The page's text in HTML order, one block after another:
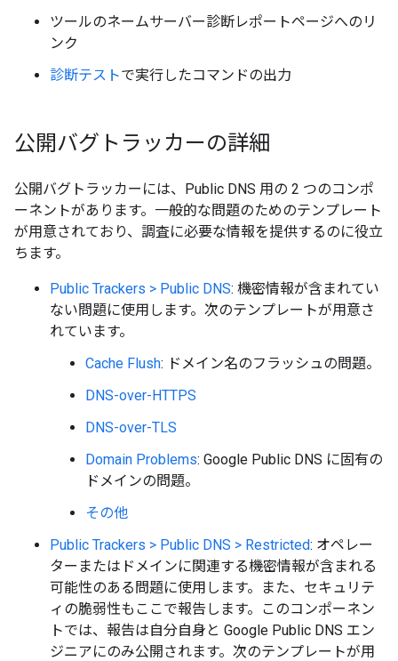
ツールのネームサーバー診断レポートページへのリ
ンク
診断テストで実行したコマンドの出力
公開バグトラッカーの詳細
公開バグトラッカーには、Public DNS 用の 2 つのコンポ
ーネントがあります。一般的な問題のためのテンプレート
が用意されており、調査に必要な情報を提供するのに役立
ちます。
Public Trackers > Public DNS: 機密情報が含まれてい
ない問題に使用します。次のテンプレートが用意さ
れています。
Cache Flush: ドメイン名のフラッシュの問題。
DNS-over-HTTPS
DNS-over-TLS
Domain Problems: Google Public DNS に固有の
ドメインの問題。
その他
Public Trackers > Public DNS > Restricted: オペレー
ターまたはドメインに関連する機密情報が含まれる
可能性のある問題に使用します。また、セキュリテ
ィの脆弱性もここで報告します。このコンポーネン
トでは、報告は自分自身と Google Public DNS エン
ジニアにのみ公開されます。次のテンプレートが用